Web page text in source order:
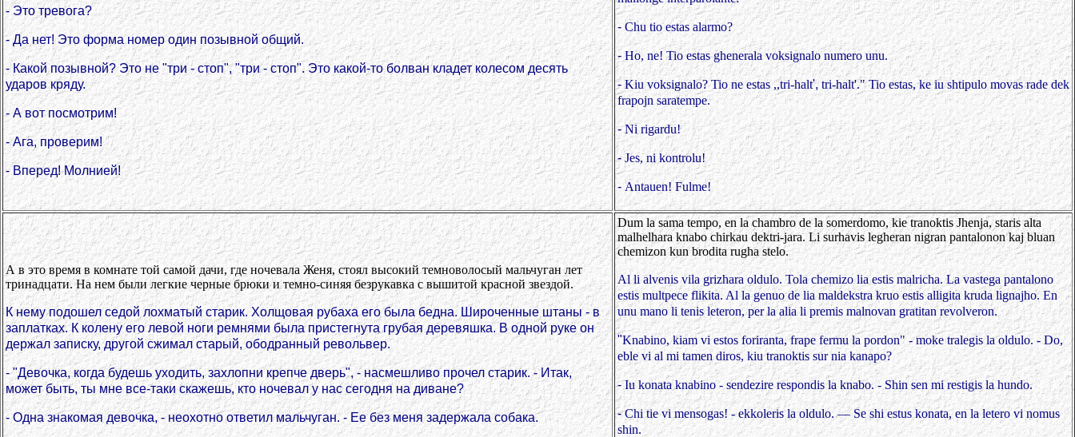
- Это тревога?
- Да нет! Это форма номер один позывной общий.
- Какой позывной? Это не "три - стоп", "три - стоп". Это какой-то болван кладет колесом десять
ударов кряду.
- А вот посмотрим!
- Ага, проверим!
- Вперед! Молнией!
- Chu tio estas alarmo?
- Ho, ne! Tio estas ghenerala voksignalo numero unu.
-Kiu voksignalo? Tio ne estas ,,tri-halt',tri-halt'." Tio estas, ke iu shtipulo movas rade dek
frapojn saratempe.
-Ni rigardu!
-Jes, ni kontrolu!
- Antauen! Fulme!
А в это время в комнате той самой дачи, где ночевала Женя, стоял высокий темноволосый мальчуган лет
тринадцати. На нем были легкие черные брюки и темно-синяя безрукавка с вышитой красной звездой.
К нему подошел седой лохматый старик. Холщовая рубаха его была бедна. Широченные штаны - в
заплатках. К колену его левой ноги ремнями была пристегнута грубая деревяшка. В одной руке он
держал записку, другой сжимал старый, ободранный револьвер.
- "Девочка, когда будешь уходить, захлопни крепче дверь", - насмешливо прочел старик. - Итак,
может быть, ты мне все-таки скажешь, кто ночевал у нас сегодня на диване?
- Одна знакомая девочка, - неохотно ответил мальчуган. - Ее без меня задержала собака.
Dum la sama tempo, en la chambro de la somerdomo, kie tranoktis Jhenja, staris alta
malhelhara knabo chirkau dektri-jara. Li surhavis legheran nigran pantalonon kaj bluan
chemizon kun brodita rugha stelo.
Al li alvenis vila grizhara oldulo. Tola chemizo lia estis malricha. La vastega pantalono
estis multpece flikita. Al la genuo de lia maldekstra kruo estis alligita kruda lignajho. En
unu mano li tenis leteron, per la alia li premis malnovan gratitan revolveron.
"Knabino, kiam vi estos foriranta, frape fermu la pordon" - moke tralegis la oldulo. - Do,
eble vi al mi tamen diros, kiu tranoktis sur nia kanapo?
-Iu konata knabino - sendezire respondis la knabo. - Shin sen mi restigis la hundo.
-Chi tie vi mensogas! - ekkoleris la oldulo. — Se shi estus konata, en la letero vi nomus
shin.